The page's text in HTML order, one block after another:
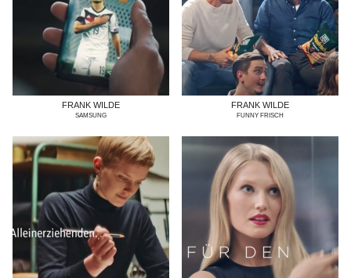
FRANK WILDE
SAMSUNG
FRANK WILDE
FUNNY FRISCH